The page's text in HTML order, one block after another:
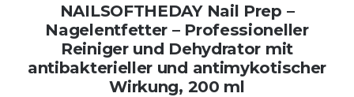
NAILSOFTHEDAY Nail Prep –
Nagelentfetter – Professioneller
Reiniger und Dehydrator mit
antibakterieller und antimykotischer
Wirkung, 200 ml